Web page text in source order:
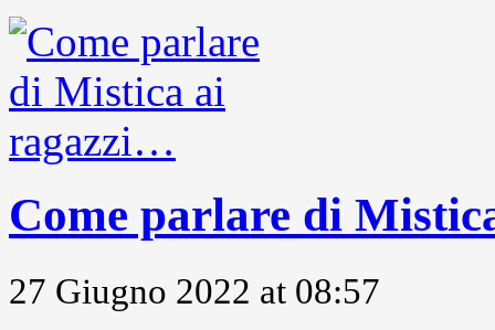
Come parlare di
27 Giugno 2022 at 08:57